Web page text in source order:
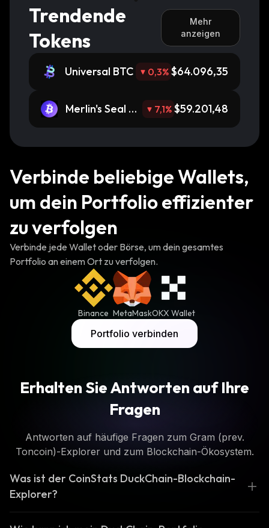
Trendende
Tokens
Mehr
anzeigen
Universal BTC 0,3% $64.096,35
Merlin's Seal BT
C
7,1% $59.201,48
Verbinde beliebige Wallets,
um dein Portfolio effizienter
zu verfolgen
Verbinde jede Wallet oder Börse, um dein gesamtes
Portfolio an einem Ort zu verfolgen.
Binance MetaMaskOKX Wallet
Portfolio verbinden
Erhalten Sie Antworten auf Ihre
Fragen
Antworten auf häufige Fragen zum Gram (prev.
Toncoin)-Explorer und zum Blockchain-Ökosystem.
Was ist der CoinStats DuckChain-Blockchain-
Explorer?